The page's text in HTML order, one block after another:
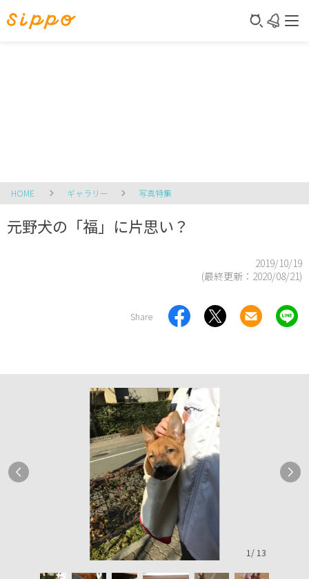
HOME ギャラリー 写真特集
元野犬の「福」に片思い？
2019/10/19
(最終更新： 2020/08/21)
Share
1 / 13